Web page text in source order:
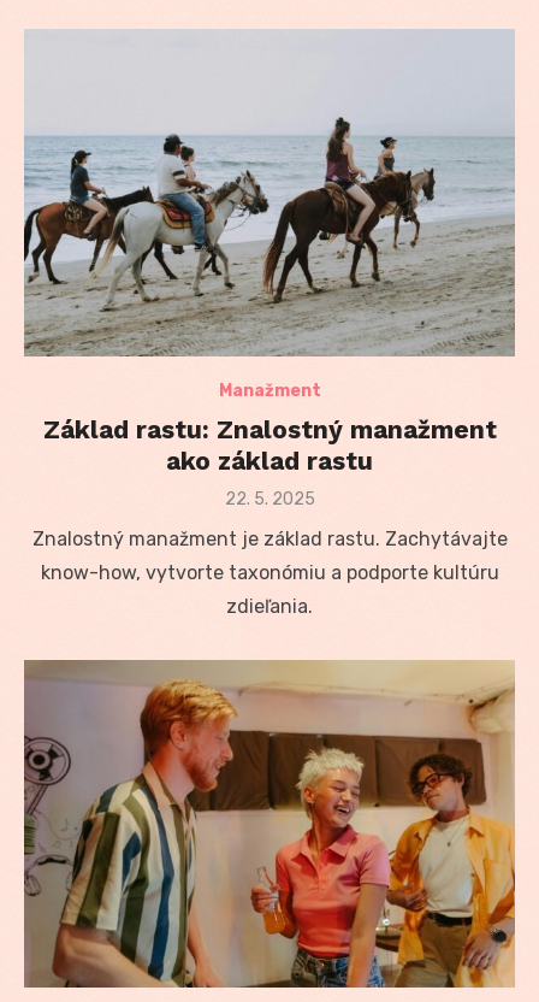
Manažment
Základ rastu: Znalostný manažment
ako základ rastu
Posted
22. 5. 2025
Znalostný manažment je základ rastu. Zachytávajte
know-how, vytvorte taxonómiu a podporte kultúru
zdieľania.